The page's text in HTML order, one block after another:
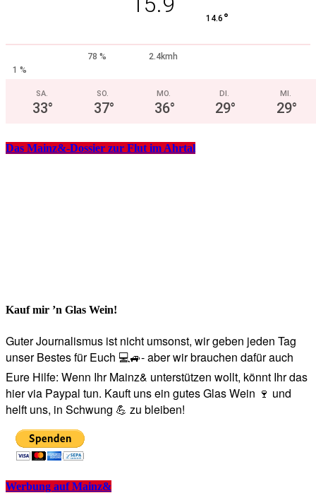
14.6 °
78 %
2.4kmh
1 %
SA.
33°
SO.
37°
MO.
36°
DI.
29°
MI.
29°
Das Mainz&-Dossier zur Flut im Ahrtal
Kauf mir ’n Glas Wein!
Guter Journalismus ist nicht umsonst, wir geben jeden Tag
unser Bestes für Euch 💻🚙- aber wir brauchen dafür auch
Eure Hilfe: Wenn Ihr Mainz& unterstützen wollt, könnt Ihr das
hier via Paypal tun. Kauft uns ein gutes Glas Wein 🍷 und
helft uns, in Schwung 💪 zu bleiben!
Werbung auf Mainz&